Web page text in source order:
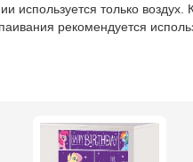
только воздух.
рекомендуется